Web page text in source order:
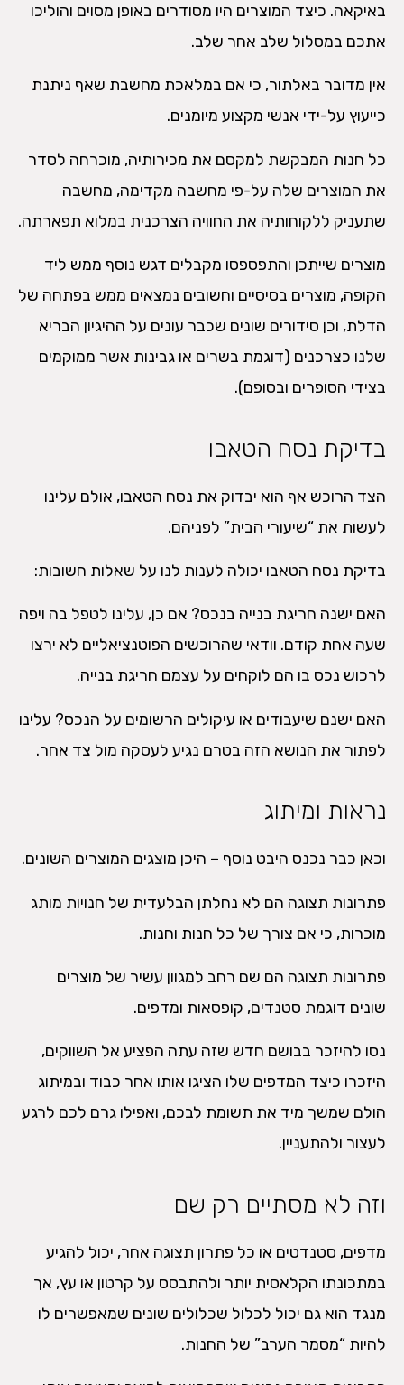
באיקאה. כיצד המוצרים היו מסודרים באופן מסוים והוליכו
אתכם במסלול שלב אחר שלב.
אין מדובר באלתור, כי אם במלאכת מחשבת שאף ניתנת
כייעוץ על-ידי אנשי מקצוע מיומנים.
כל חנות המבקשת למקסם את מכירותיה, מוכרחה לסדר
את המוצרים שלה על-פי מחשבה מקדימה, מחשבה
שתעניק ללקוחותיה את החוויה הצרכנית במלוא תפארתה.
מוצרים שייתכן והתפספסו מקבלים דגש נוסף ממש ליד
הקופה, מוצרים בסיסיים וחשובים נמצאים ממש בפתחה של
הדלת, וכן סידורים שונים שכבר עונים על ההיגיון הבריא
שלנו כצרכנים (דוגמת בשרים או גבינות אשר ממוקמים
בצידי הסופרים ובסופם).
בדיקת נסח הטאבו
הצד הרוכש אף הוא יבדוק את נסח הטאבו, אולם עלינו
לעשות את “שיעורי הבית” לפניהם.
בדיקת נסח הטאבו יכולה לענות לנו על שאלות חשובות:
האם ישנה חריגת בנייה בנכס? אם כן, עלינו לטפל בה ויפה
שעה אחת קודם. וודאי שהרוכשים הפוטנציאליים לא ירצו
לרכוש נכס בו הם לוקחים על עצמם חריגת בנייה.
האם ישנם שיעבודים או עיקולים הרשומים על הנכס? עלינו
לפתור את הנושא הזה בטרם נגיע לעסקה מול צד אחר.
נראות ומיתוג
וכאן כבר נכנס היבט נוסף – היכן מוצגים המוצרים השונים.
פתרונות תצוגה הם לא נחלתן הבלעדית של חנויות מותג
מוכרות, כי אם צורך של כל חנות וחנות.
פתרונות תצוגה הם שם רחב למגוון עשיר של מוצרים
שונים דוגמת סטנדים, קופסאות ומדפים.
נסו להיזכר בבושם חדש שזה עתה הפציע אל השווקים,
היזכרו כיצד המדפים שלו הציגו אותו אחר כבוד ובמיתוג
הולם שמשך מיד את תשומת לבכם, ואפילו גרם לכם לרגע
לעצור ולהתעניין.
וזה לא מסתיים רק שם
מדפים, סטנדטים או כל פתרון תצוגה אחר, יכול להגיע
במתכונתו הקלאסית יותר ולהתבסס על קרטון או עץ, אך
מנגד הוא גם יכול לכלול שכלולים שונים שמאפשרים לו
להיות “מסמר הערב” של החנות.